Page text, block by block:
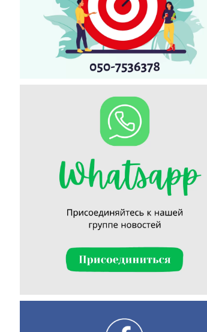
Искать